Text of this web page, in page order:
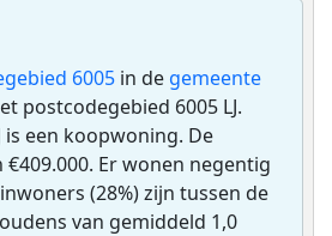
6005 in de gemeente
postcodegebied 6005 LJ.
is een koopwoning. De
€409.000. Er wonen negentig
(28%) zijn tussen de
van gemiddeld 1,0